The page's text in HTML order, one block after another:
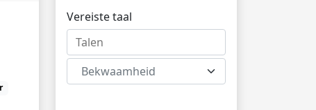
Vereiste taal
Bekwaamheid